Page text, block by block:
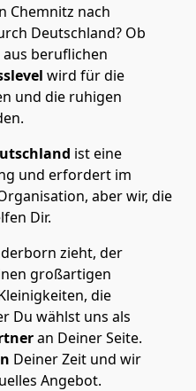
Chemnitz nach
Deutschland? Ob
beruflichen
wird für die
und die ruhigen
ist eine
und erfordert im
aber wir, die
Dir.
zieht, der
großartigen
die
Du wählst uns als
an Deiner Seite.
Deiner Zeit und wir
Angebot.